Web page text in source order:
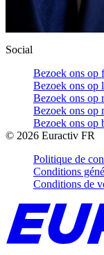
Social
Bezoek ons op
Bezoek ons op
Bezoek ons op
Bezoek ons op
Bezoek ons op
© 2026 Euractiv FR
Politique de
Conditions
Conditions de